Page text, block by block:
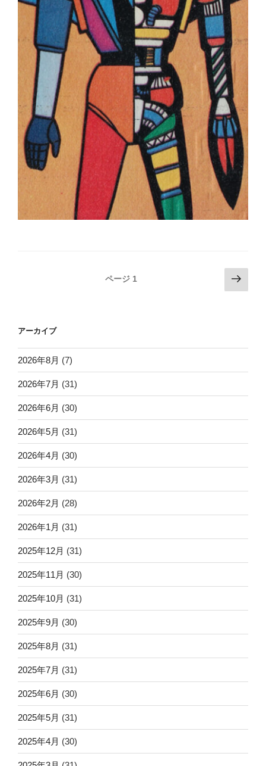
ビ
ー
シ
ョ
ン
ページ 1
次
の
アーカイブ
2026年8月 (7)
2026年7月 (31)
2026年6月 (30)
2026年5月 (31)
2026年4月 (30)
2026年3月 (31)
2026年2月 (28)
2026年1月 (31)
2025年12月 (31)
2025年11月 (30)
2025年10月 (31)
2025年9月 (30)
2025年8月 (31)
2025年7月 (31)
2025年6月 (30)
2025年5月 (31)
2025年4月 (30)